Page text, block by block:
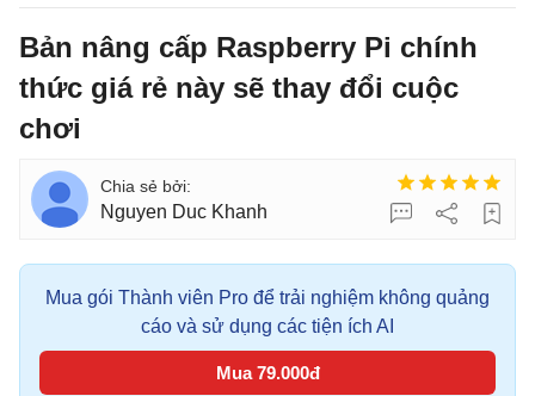
Bản nâng cấp Raspberry Pi chính
thức giá rẻ này sẽ thay đổi cuộc
chơi
Nguyen Duc Khanh
Mua gói Thành viên Pro để trải nghiệm không quảng
cáo và sử dụng các tiện ích AI
Mua 79.000đ